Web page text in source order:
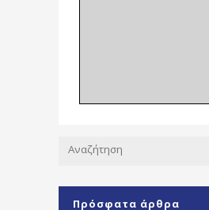
Πρόσφατα άρθρα